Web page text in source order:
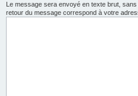
Le message sera envoyé en texte brut,
retour du message correspond à votre